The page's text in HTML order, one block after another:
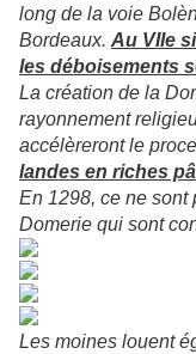
long de la voie
Bordeaux. Au VIIe
les déboisements
La création de la
rayonnement
accélèreront le
landes en riches
En 1298, ce ne sont
Domerie qui sont
Les moines louent